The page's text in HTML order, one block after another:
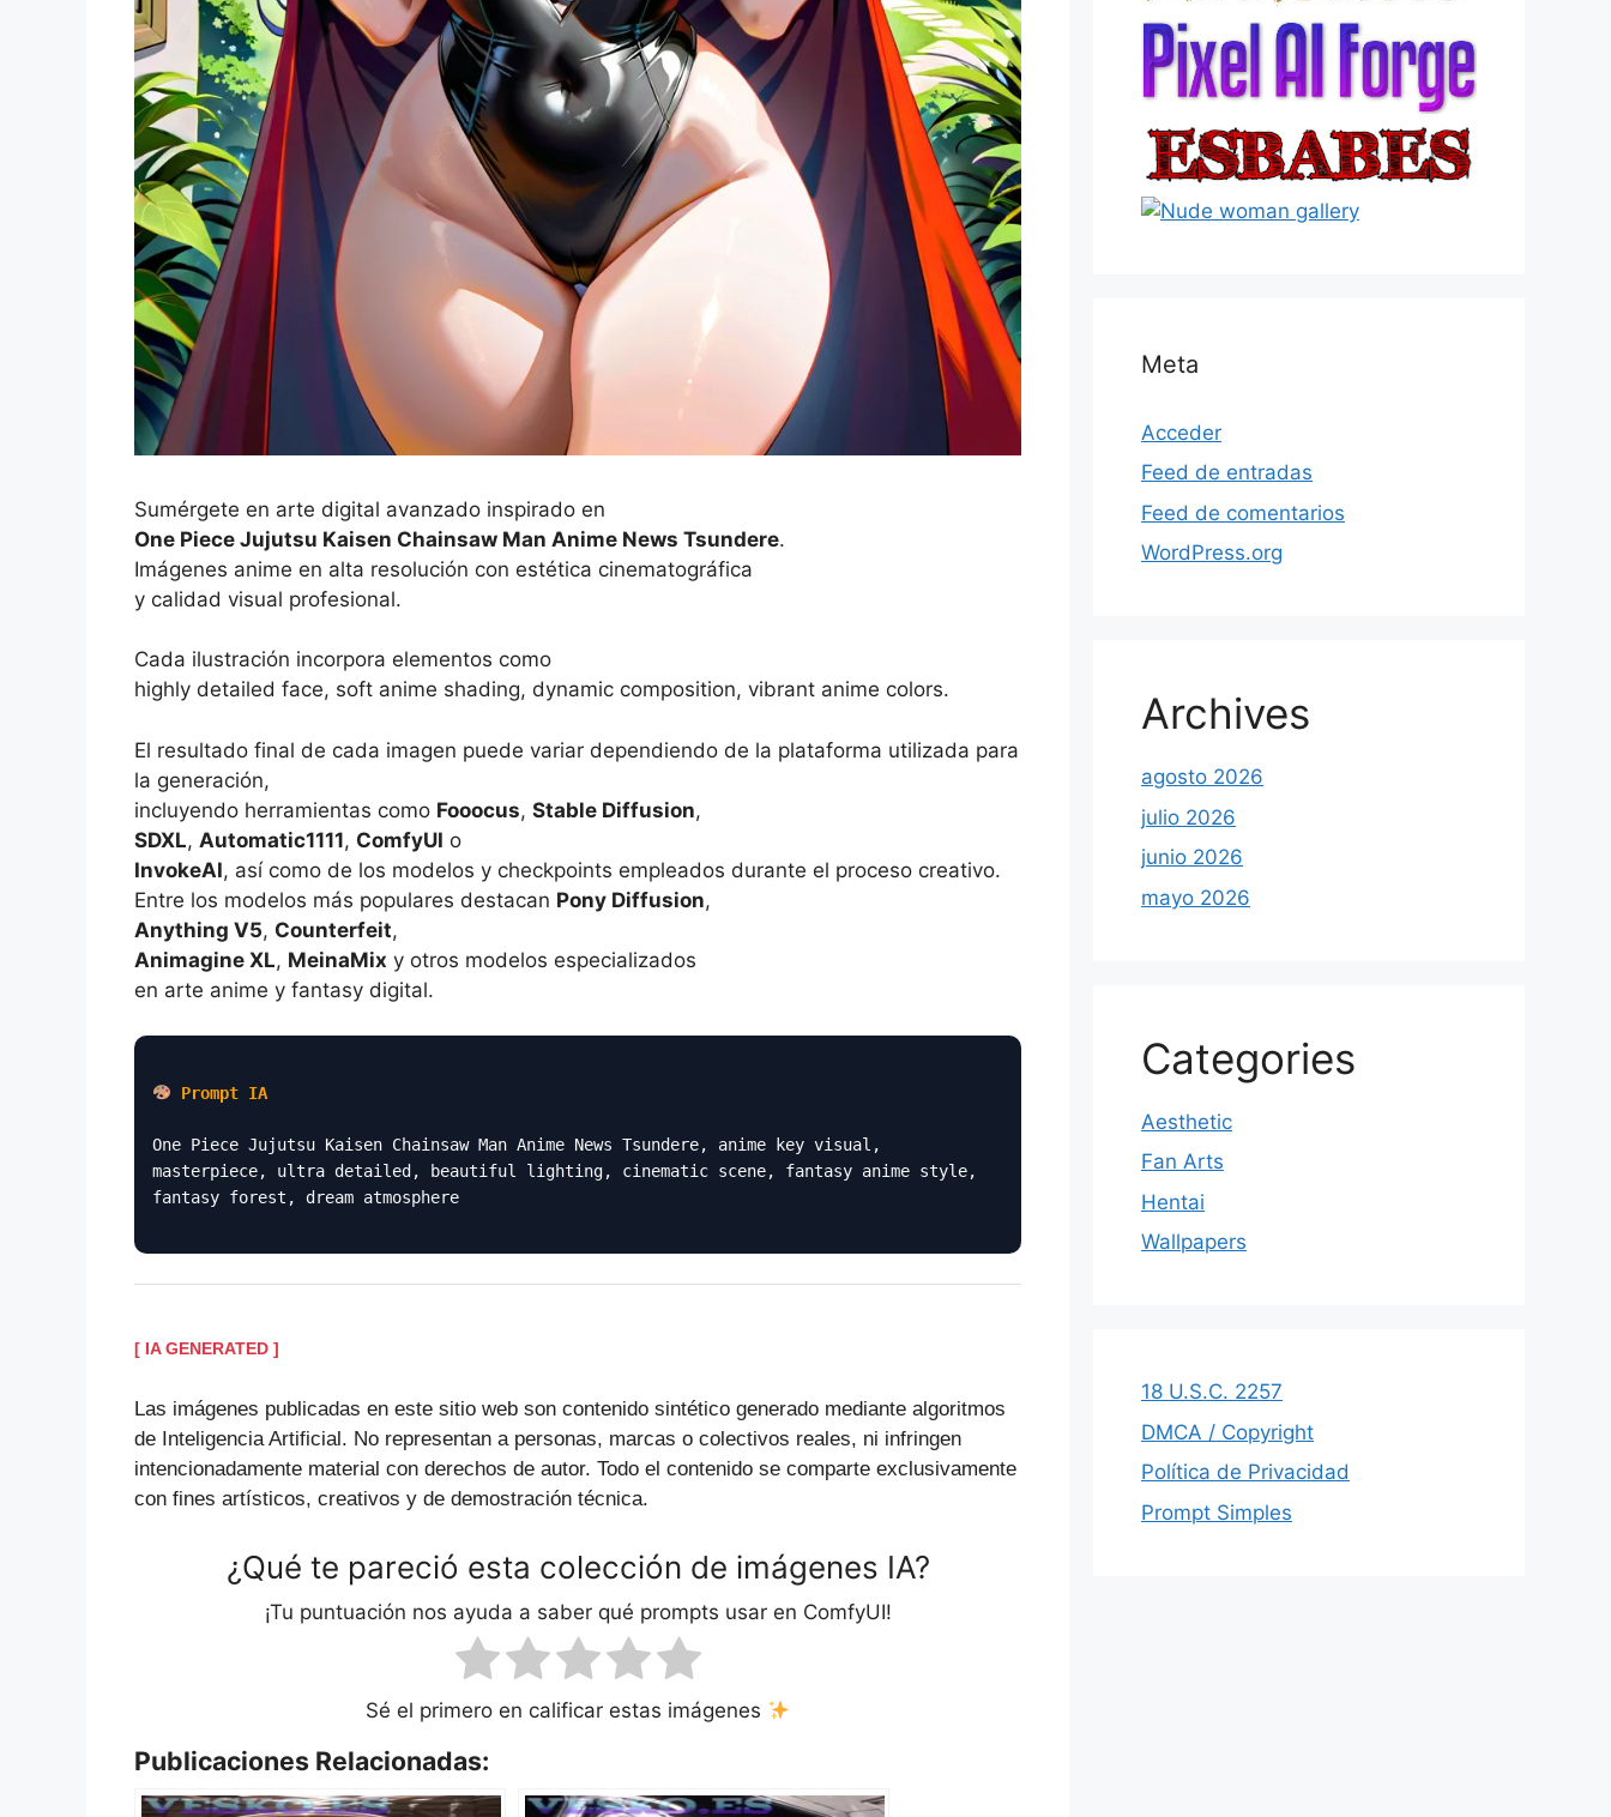
Sumérgete en arte digital avanzado inspirado en
One Piece Jujutsu Kaisen Chainsaw Man Anime News Tsundere.
Imágenes anime en alta resolución con estética cinematográfica
y calidad visual profesional.
Cada ilustración incorpora elementos como
highly detailed face, soft anime shading, dynamic composition, vibrant anime colors.
El resultado final de cada imagen puede variar dependiendo de la plataforma utilizada para
la generación,
incluyendo herramientas como Fooocus, Stable Diffusion,
SDXL, Automatic1111, ComfyUI o
InvokeAI, así como de los modelos y checkpoints empleados durante el proceso creativo.
Entre los modelos más populares destacan Pony Diffusion,
Anything V5, Counterfeit,
Animagine XL, MeinaMix y otros modelos especializados
en arte anime y fantasy digital.
Prompt IA
One Piece Jujutsu Kaisen Chainsaw Man Anime News Tsundere, anime key visual,
masterpiece, ultra detailed, beautiful lighting, cinematic scene, fantasy anime style,
fantasy forest, dream atmosphere
[ IA GENERATED ]
Las imágenes publicadas en este sitio web son contenido sintético generado mediante algoritmos
de Inteligencia Artificial. No representan a personas, marcas o colectivos reales, ni infringen
intencionadamente material con derechos de autor. Todo el contenido se comparte exclusivamente
con fines artísticos, creativos y de demostración técnica.
¿Qué te pareció esta colección de imágenes IA?
¡Tu puntuación nos ayuda a saber qué prompts usar en ComfyUI!
Sé el primero en calificar estas imágenes
Publicaciones Relacionadas:
Meta
Acceder
Feed de entradas
Feed de comentarios
WordPress.org
Archives
agosto 2026
julio 2026
junio 2026
mayo 2026
Categories
Aesthetic
Fan Arts
Hentai
Wallpapers
18 U.S.C. 2257
DMCA / Copyright
Política de Privacidad
Prompt Simples